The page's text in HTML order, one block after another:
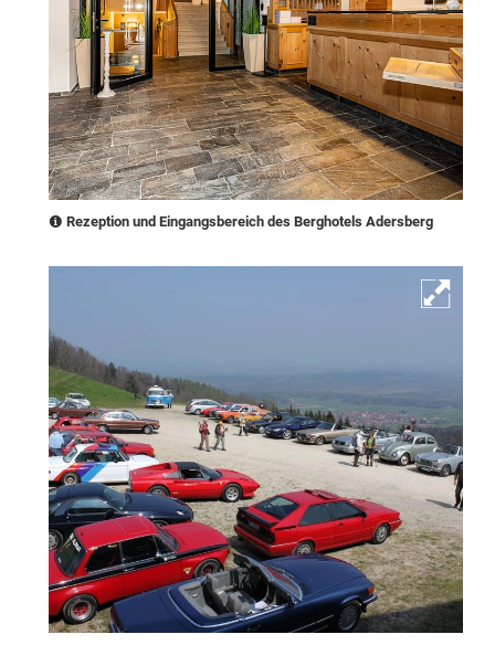
Rezeption und Eingangsbereich des Berghotels Adersberg